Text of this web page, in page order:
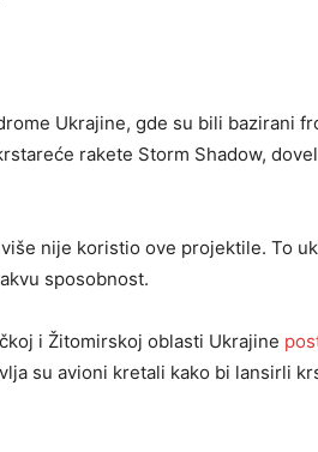
Ukrajine, gde su bili bazirani
rakete Storm Shadow,
nije koristio ove projektile. To
sposobnost.
i Žitomirskoj oblasti Ukrajine
su avioni kretali kako bi lansirli